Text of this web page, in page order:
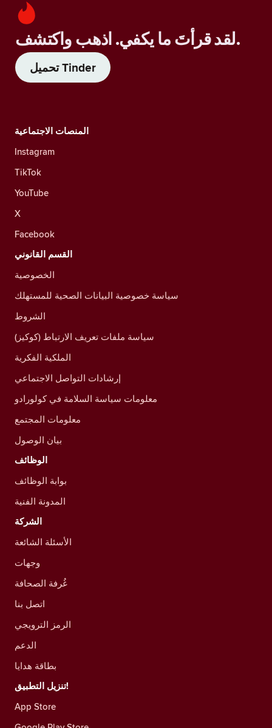
لقد قرأتَ ما يكفي. اذهب واكتشف.
تحميل Tinder
المنصات الاجتماعية
Instagram
TikTok
YouTube
X
Facebook
القسم القانوني
الخصوصية
سياسة خصوصية البيانات الصحية للمستهلك
الشروط
سياسة ملفات تعريف الارتباط (كوكيز)
الملكية الفكرية
إرشادات التواصل الاجتماعي
معلومات سياسة السلامة في كولورادو
معلومات المجتمع
بيان الوصول
الوظائف
بوابة الوظائف
المدونة الفنية
الشركة
الأسئلة الشائعة
وجهات
غُرفة الصحافة
اتصل بنا
الرمز الترويجي
الدعم
بطاقة هدايا
تنزيل التطبيق!
App Store